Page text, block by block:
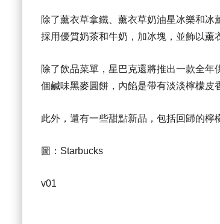
除了薰衣草拿鐵、薰衣草奶油星冰樂和
採用優質奶茶和牛奶，加冰塊，並飾以薰
除了飲品菜單，星巴克還將推出一款全
個鹹味黑麥圓餅，內餡是帶有淡淡檸檬皮
此外，還有一些甜點新品，包括回歸的檸
圖：Starbucks
v01